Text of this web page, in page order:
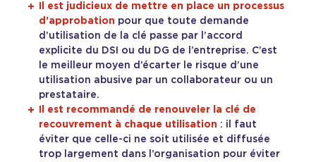
Il est judicieux de mettre en place un processus
d’approbation pour que toute demande
d’utilisation de la clé passe par l’accord
explicite du DSI ou du DG de l’entreprise. C’est
le meilleur moyen d’écarter le risque d’une
utilisation abusive par un collaborateur ou un
prestataire.
Il est recommandé de renouveler la clé de
recouvrement à chaque utilisation : il faut
éviter que celle-ci ne soit utilisée et diffusée
trop largement dans l’organisation pour éviter